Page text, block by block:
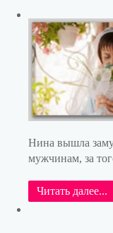
Нина вышла
мужчинам, за
Читать далее...